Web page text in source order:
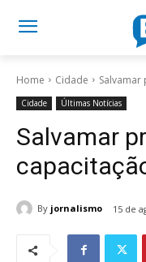
Home Cidade
Cidade Últimas Notícias
Salvamar
By jornalismo 15 de